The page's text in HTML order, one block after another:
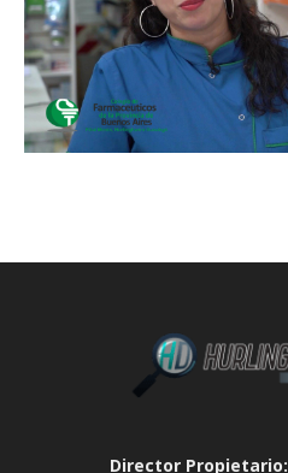
Director Propietario: